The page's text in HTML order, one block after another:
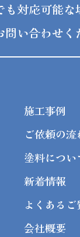
対応可能な
い合わせく
施工事例
ご依頼の流
塗料につい
新着情報
よくあるご
会社概要